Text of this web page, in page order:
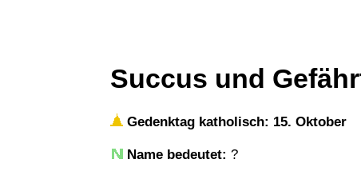
Succus und
Gedenktag katholisch: 15. Oktober
Name bedeutet: ?